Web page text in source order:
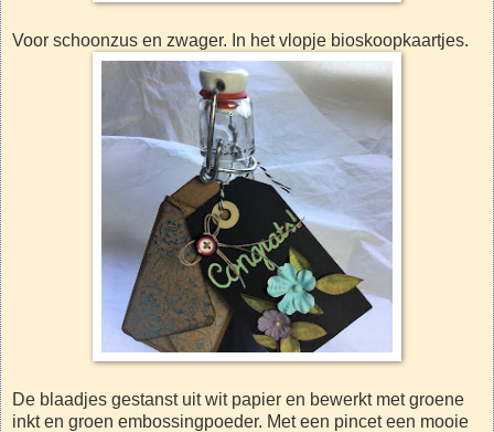
Voor schoonzus en zwager. In het vlopje bioskoopkaartjes.
De blaadjes gestanst uit wit papier en bewerkt met groene
inkt en groen embossingpoeder. Met een pincet een mooie